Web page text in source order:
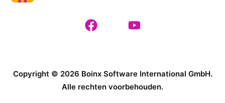
Copyright © 2026 Boinx Software International GmbH.
Alle rechten voorbehouden.